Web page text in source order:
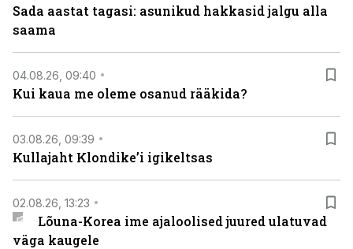
Sada aastat tagasi: asunikud hakkasid jalgu alla
saama
04.08.26, 09:40
Kui kaua me oleme osanud rääkida?
03.08.26, 09:39
Kullajaht Klondike’i igikeltsas
02.08.26, 13:23
Lõuna-Korea ime ajaloolised juured ulatuvad
väga kaugele